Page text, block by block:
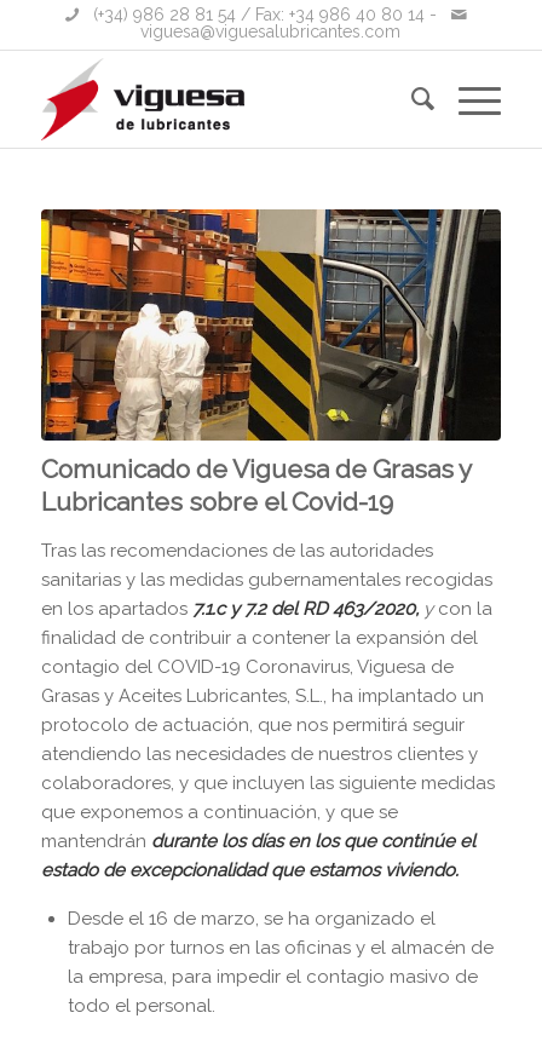
(+34) 986 28 81 54 / Fax: +34 986 40 80 14 -
viguesa@viguesalubricantes.com
Comunicado de Viguesa de Grasas y
Lubricantes sobre el Covid-19
Tras las recomendaciones de las autoridades
sanitarias y las medidas gubernamentales recogidas
en los apartados 7.1.c y 7.2 del RD 463/2020, ycon la
finalidad de contribuir a contener la expansión del
contagio del COVID-19 Coronavirus, Viguesa de
Grasas y Aceites Lubricantes, S.L., ha implantado un
protocolo de actuación, que nos permitirá seguir
atendiendo las necesidades de nuestros clientes y
colaboradores, y que incluyen las siguiente medidas
que exponemos a continuación, y que se
mantendrán durante los días en los que continúe el
estado de excepcionalidad que estamos viviendo.
Desde el 16 de marzo, se ha organizado el
trabajo por turnos en las oficinas y el almacén de
la empresa, para impedir el contagio masivo de
todo el personal.